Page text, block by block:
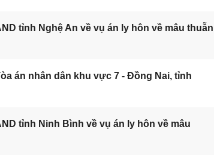
tỉnh Nghệ An về vụ án ly hôn về mâu thuẫn
án nhân dân khu vực 7 - Đồng Nai, tỉnh
tỉnh Ninh Bình về vụ án ly hôn về mâu